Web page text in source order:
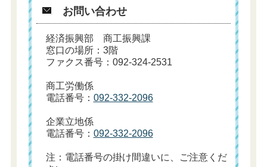
お問い合わせ
経済振興部 商工振興課
窓口の場所：3階
ファクス番号：092-324-2531
商工労働係
電話番号： 092-332-2096
企業立地係
電話番号： 092-332-2096
注：電話番号の掛け間違いに、ご注意くだ